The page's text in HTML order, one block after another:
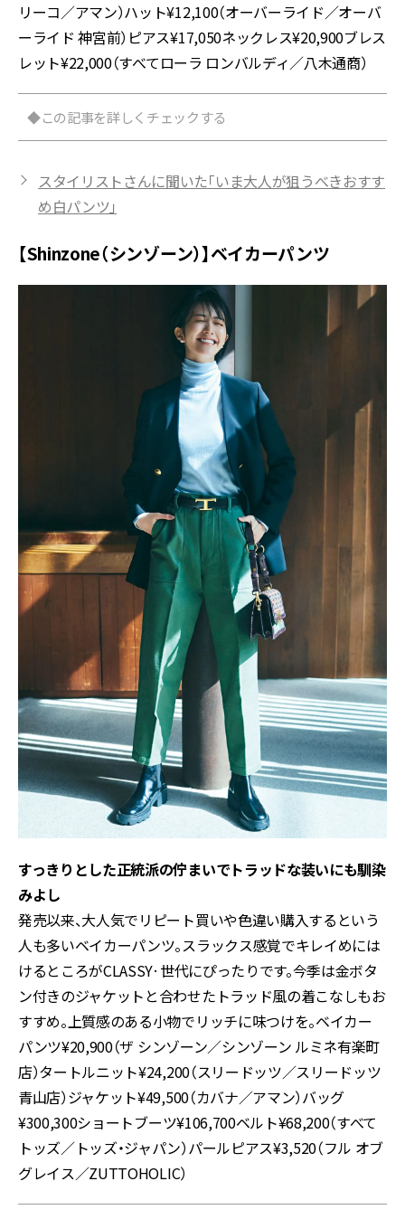
リーコ／アマン）ハット¥12,100（オーバーライド／オーバ
ーライド 神宮前）ピアス¥17,050ネックレス¥20,900ブレス
レット¥22,000（すべてローラ ロンバルディ／八木通商）
◆この記事を詳しくチェックする
スタイリストさんに聞いた「いま大人が狙うべきおすす
め白パンツ」
【Shinzone（シンゾーン）】ベイカーパンツ
すっきりとした正統派の佇まいでトラッドな装いにも馴染
みよし
発売以来、大人気でリピート買いや色違い購入するという
人も多いベイカーパンツ。スラックス感覚でキレイめには
けるところがCLASSY·世代にぴったりです。今季は金ボタ
ン付きのジャケットと合わせたトラッド風の着こなしもお
すすめ。上質感のある小物でリッチに味つけを。ベイカー
パンツ¥20,900（ザ シンゾーン／シンゾーン ルミネ有楽町
店）タートルニット¥24,200（スリードッツ／スリードッツ
青山店）ジャケット¥49,500（カバナ／アマン）バッグ
¥300,300ショートブーツ¥106,700ベルト¥68,200（すべて
トッズ／トッズ・ジャパン）パールピアス¥3,520（フル オブ
グレイス／ZUTTOHOLIC）